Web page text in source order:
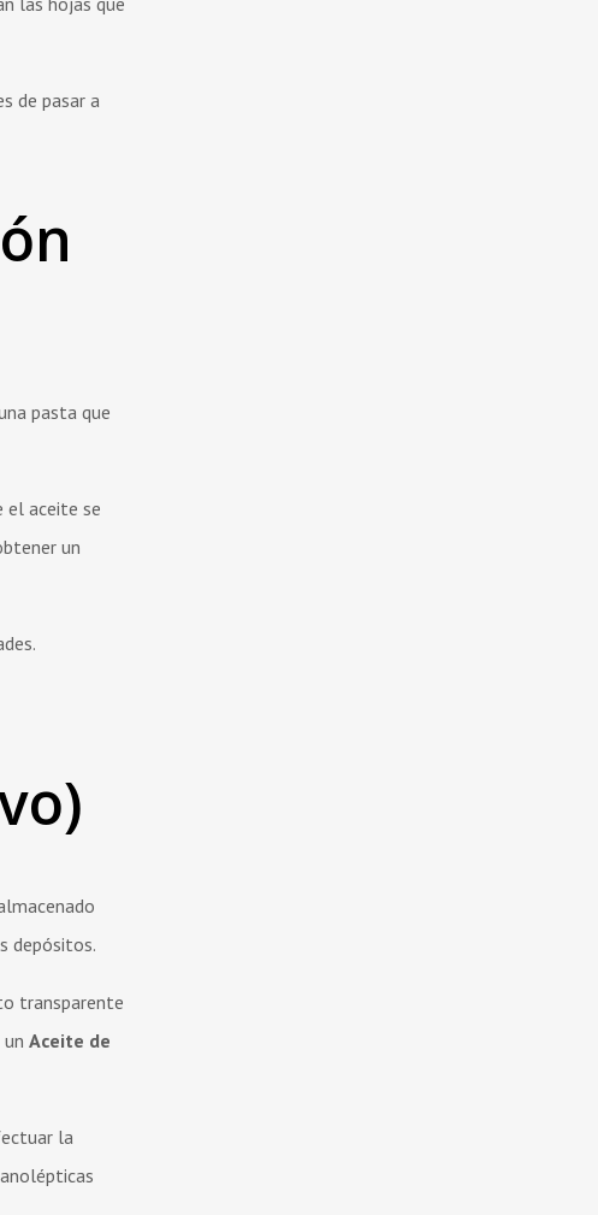
de pasar a
pasta que
el aceite se
un
depósitos.
transparente
Aceite de
la